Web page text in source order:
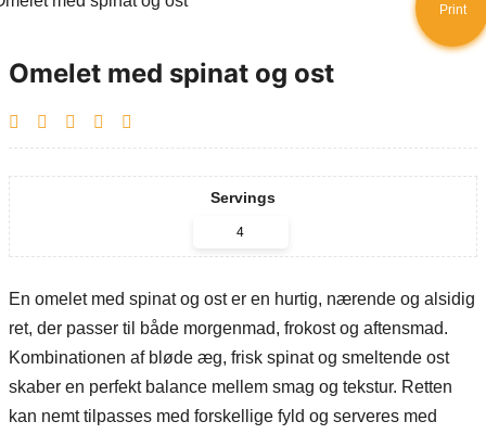
Print
Omelet med spinat og ost
Servings
En omelet med spinat og ost er en hurtig, nærende og alsidig
ret, der passer til både morgenmad, frokost og aftensmad.
Kombinationen af bløde æg, frisk spinat og smeltende ost
skaber en perfekt balance mellem smag og tekstur. Retten
kan nemt tilpasses med forskellige fyld og serveres med